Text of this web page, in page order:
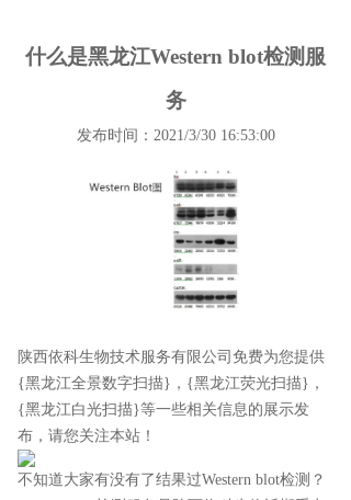
什么是黑龙江Western blot检测服
务
发布时间：2021/3/30 16:53:00
陕西依科生物技术服务有限公司免费为您提供
{黑龙江全景数字扫描} ，{黑龙江荧光扫描}，
{黑龙江白光扫描}等一些相关信息的展示发
布，请您关注本站！
不知道大家有没有了结果过Western blot检测？